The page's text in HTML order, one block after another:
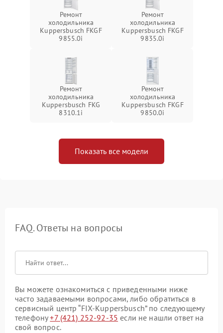
Ремонт
холодильника
Kuppersbusch FKGF
9855.0i
Ремонт
холодильника
Kuppersbusch FKGF
9835.0i
Ремонт
холодильника
Kuppersbusch FKG
8310.1i
Ремонт
холодильника
Kuppersbusch FKGF
9850.0i
Показать все модели
FAQ. Ответы на вопросы
Вы можете ознакомиться с приведенными ниже
часто задаваемыми вопросами, либо обратиться в
сервисный центр “FIX-Kuppersbusch” по следующему
телефону+7 (421) 252-92-35 если не нашли ответ на
свой вопрос.